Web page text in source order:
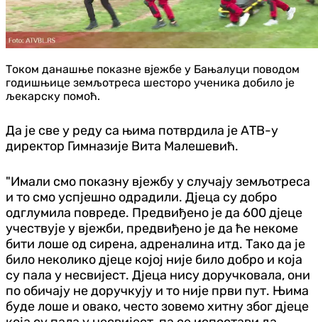
Током данашње показне вјежбе у Бањалуци поводом
годишњице земљотреса шесторо ученика добило је
љекарску помоћ.
Да је све у реду са њима потврдила је АТВ-у
директор Гимназије Вита Малешевић.
"Имали смо показну вјежбу у случају земљотреса
и то смо успјешно одрадили. Дјеца су добро
одглумила повреде. Предвиђено је да 600 дјеце
учествује у вјежби, предвиђено је да ће некоме
бити лоше од сирена, адреналина итд. Тако да је
било неколико дјеце којој није било добро и која
су пала у несвијест. Дјеца нису доручковала, они
по обичају не доручкују и то није први пут. Њима
буде лоше и овако, често зовемо хитну због дјеце